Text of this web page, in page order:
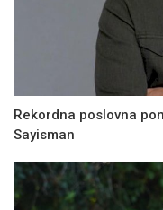
Rekordna poslovna
Sayisman